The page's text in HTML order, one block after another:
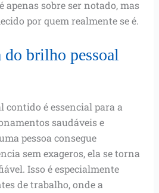
apenas sobre ser notado, mas
por quem realmente se é.
brilho pessoal
contido é essencial para a
saudáveis e
pessoa consegue
sem exageros, ela se torna
Isso é especialmente
de trabalho, onde a